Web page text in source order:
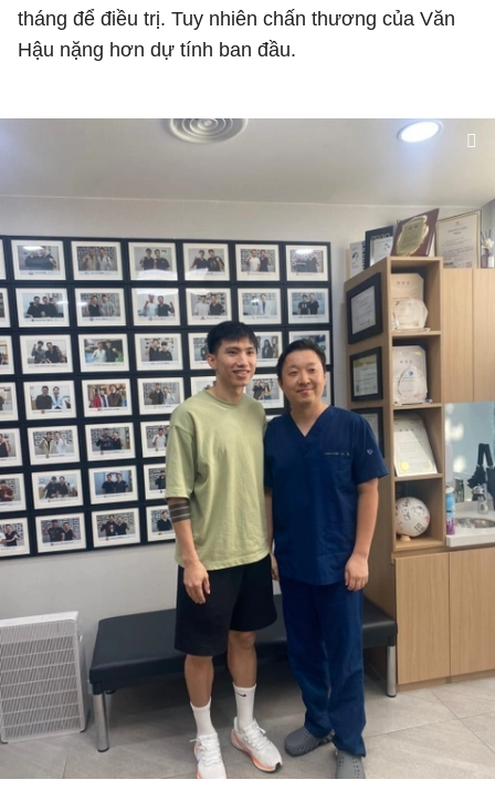
tháng để điều trị. Tuy nhiên chấn thương của Văn
Hậu nặng hơn dự tính ban đầu.